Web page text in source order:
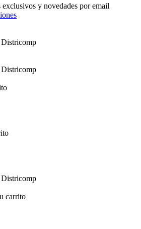
y novedades por email
carrito